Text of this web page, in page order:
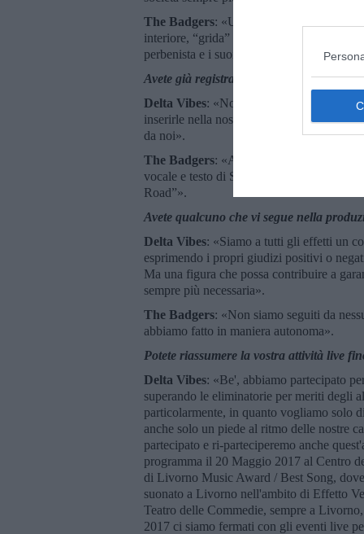
The Badgers: «Utilizziamo l'inglese per
interiore, “grida” anticonformiste, critiche
perbenista e i suoi mille mostri».
Avete già registrato demo, Ep, cd? Se sì,
Delta Vibes: «No, non abbiamo ancora
inserirle nella nostra pagina Facebook e
da noi».
The Badgers: «Abbiamo registrato 2
vocale e testo di Simone; l'altra,
Road”».
Avete qualcuno che vi segue nella
Delta Vibes: «Siamo a tutti gli effetti un
esprimendo i propri giudizi positivi o
Ma una figura che possa contribuire a
sempre più necessaria».
The Badgers: «Non siamo seguiti da
abbiamo fatto in maniera autonoma».
Potete riassumere la vostra attività live
Delta Vibes: «Be', abbiamo partecipato
superando le eliminatorie per meriti degli
particolarmente, in quanto vogliamo solo
anche solo un piede al ritmo delle nostre
partecipato e ri-parteciperemo anche
programma il 20 Maggio 2017 al Centro
di Livorno Music Award / Best Song,
suonato a Livorno nell'ambito di Effetto
Teatro delle Commedie, sempre a
2017 ci siamo fermati con gli eventi live